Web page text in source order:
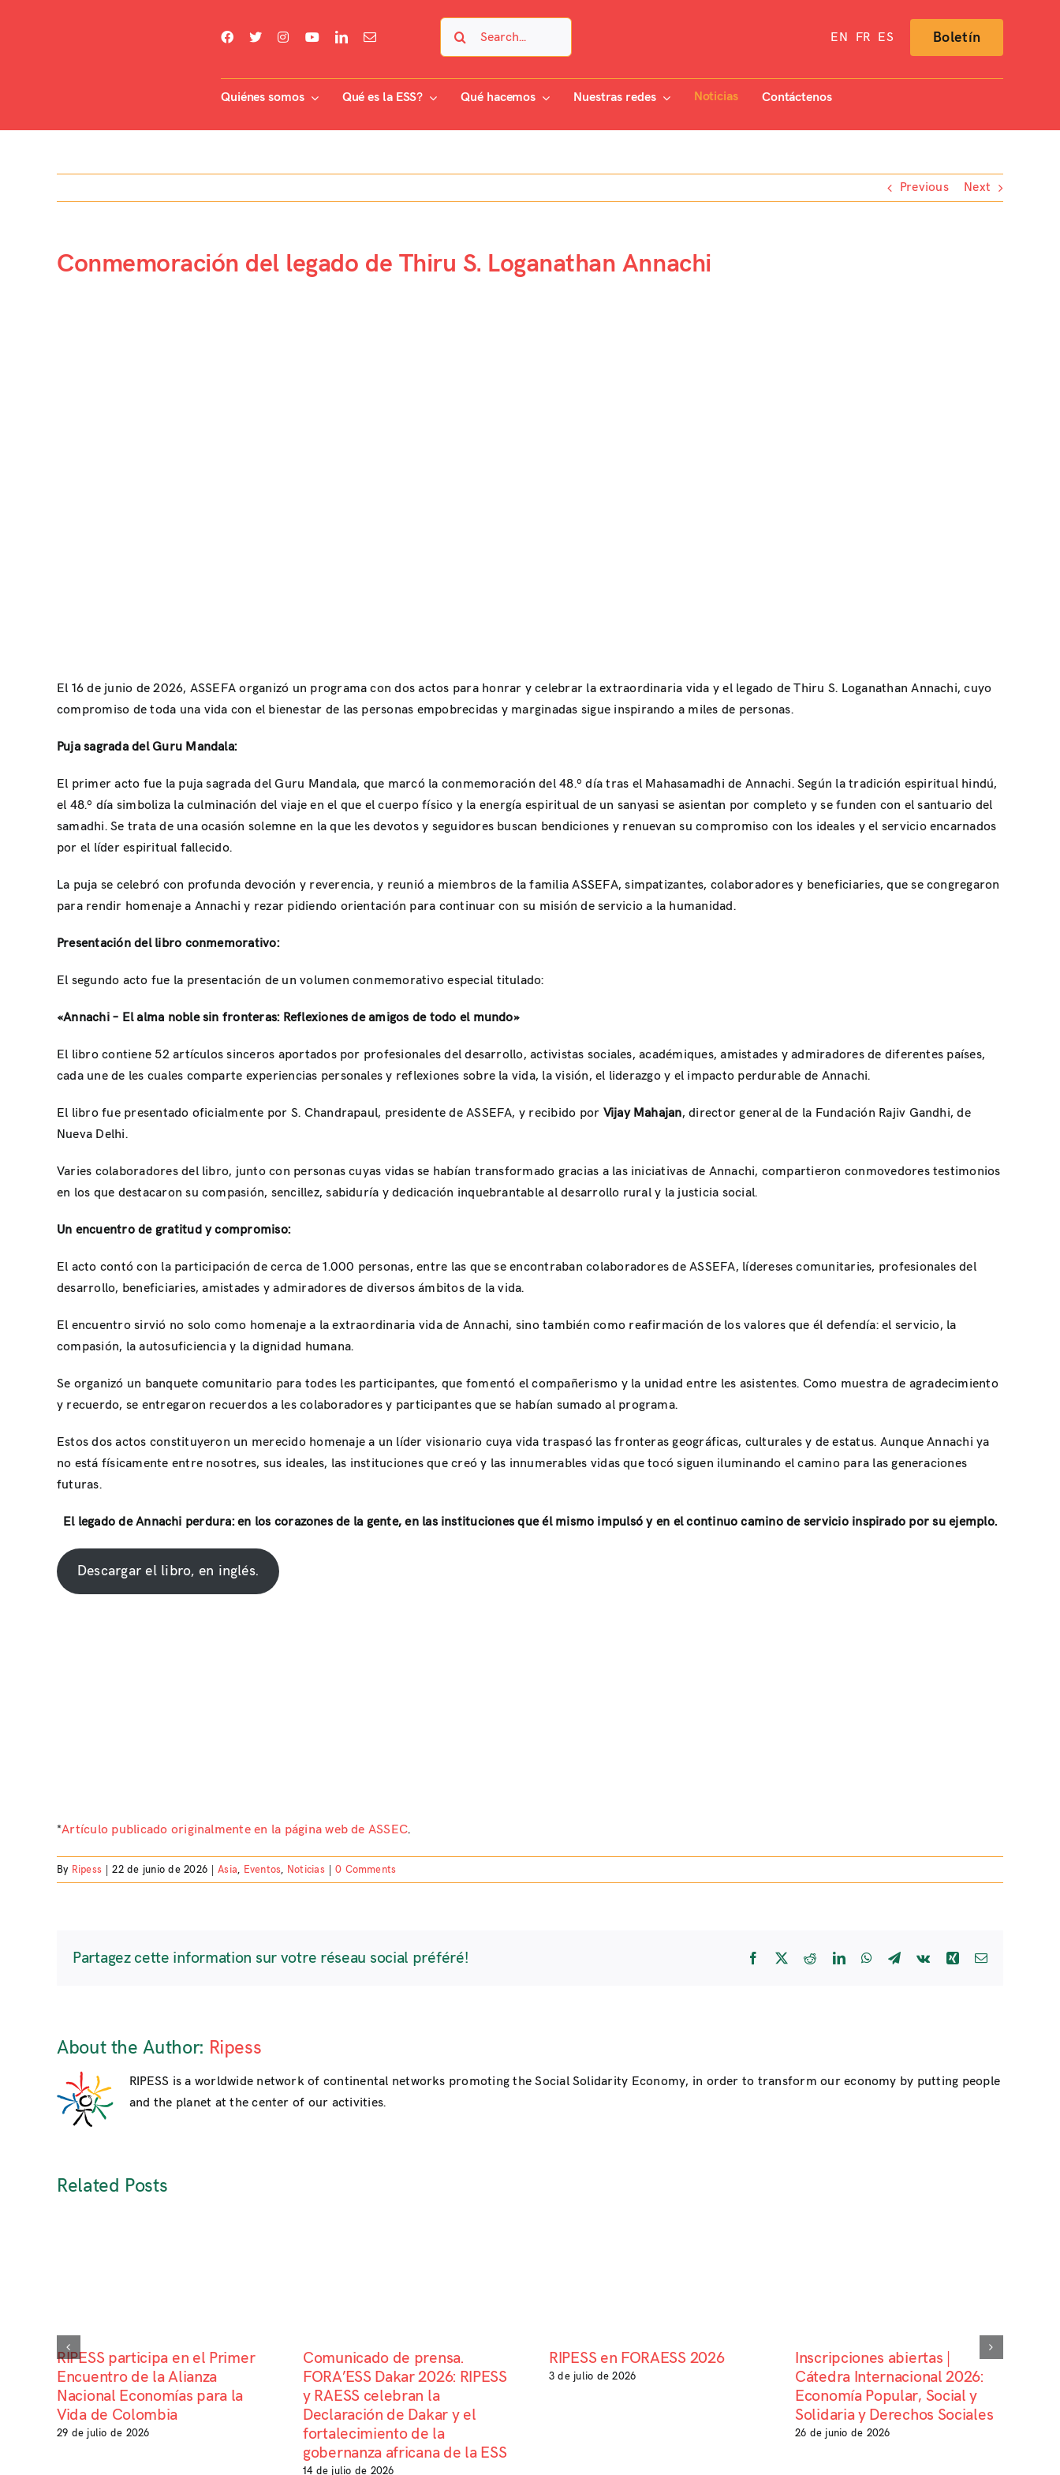
EN FR ES Boletín
Quiénes somos Qué es la ESS? Qué hacemos Nuestras redes Noticias Contáctenos
Previous Next
Conmemoración del legado de Thiru S. Loganathan Annachi
El 16 de junio de 2026, ASSEFA organizó un programa con dos actos para honrar y celebrar la extraordinaria vida y el legado de Thiru S. Loganathan Annachi, cuyo
compromiso de toda una vida con el bienestar de las personas empobrecidas y marginadas sigue inspirando a miles de personas.
Puja sagrada del Guru Mandala:
El primer acto fue la puja sagrada del Guru Mandala, que marcó la conmemoración del 48.º día tras el Mahasamadhi de Annachi. Según la tradición espiritual hindú,
el 48.º día simboliza la culminación del viaje en el que el cuerpo físico y la energía espiritual de un sanyasi se asientan por completo y se funden con el santuario del
samadhi. Se trata de una ocasión solemne en la que les devotos y seguidores buscan bendiciones y renuevan su compromiso con los ideales y el servicio encarnados
por el líder espiritual fallecido.
La puja se celebró con profunda devoción y reverencia, y reunió a miembros de la familia ASSEFA, simpatizantes, colaboradores y beneficiaries, que se congregaron
para rendir homenaje a Annachi y rezar pidiendo orientación para continuar con su misión de servicio a la humanidad.
Presentación del libro conmemorativo:
El segundo acto fue la presentación de un volumen conmemorativo especial titulado:
«Annachi – El alma noble sin fronteras: Reflexiones de amigos de todo el mundo»
El libro contiene 52 artículos sinceros aportados por profesionales del desarrollo, activistas sociales, académiques, amistades y admiradores de diferentes países,
cada une de les cuales comparte experiencias personales y reflexiones sobre la vida, la visión, el liderazgo y el impacto perdurable de Annachi.
El libro fue presentado oficialmente por S. Chandrapaul, presidente de ASSEFA, y recibido por Vijay Mahajan, director general de la Fundación Rajiv Gandhi, de
Nueva Delhi.
Varies colaboradores del libro, junto con personas cuyas vidas se habían transformado gracias a las iniciativas de Annachi, compartieron conmovedores testimonios
en los que destacaron su compasión, sencillez, sabiduría y dedicación inquebrantable al desarrollo rural y la justicia social.
Un encuentro de gratitud y compromiso:
El acto contó con la participación de cerca de 1.000 personas, entre las que se encontraban colaboradores de ASSEFA, lídereses comunitaries, profesionales del
desarrollo, beneficiaries, amistades y admiradores de diversos ámbitos de la vida.
El encuentro sirvió no solo como homenaje a la extraordinaria vida de Annachi, sino también como reafirmación de los valores que él defendía: el servicio, la
compasión, la autosuficiencia y la dignidad humana.
Se organizó un banquete comunitario para todes les participantes, que fomentó el compañerismo y la unidad entre les asistentes. Como muestra de agradecimiento
y recuerdo, se entregaron recuerdos a les colaboradores y participantes que se habían sumado al programa.
Estos dos actos constituyeron un merecido homenaje a un líder visionario cuya vida traspasó las fronteras geográficas, culturales y de estatus. Aunque Annachi ya
no está físicamente entre nosotres, sus ideales, las instituciones que creó y las innumerables vidas que tocó siguen iluminando el camino para las generaciones
futuras.
El legado de Annachi perdura: en los corazones de la gente, en las instituciones que él mismo impulsó y en el continuo camino de servicio inspirado por su ejemplo.
Descargar el libro, en inglés.
*Artículo publicado originalmente en la página web de ASSEC.
By Ripess 22 de junio de 2026 Asia, Eventos, Noticias 0 Comments
Partagez cette information sur votre réseau social préféré! Facebook RedditLinkedInWhatsApp
Telegram
Vk Xing Email
About the Author: Ripess
RIPESS is a worldwide network of continental networks promoting the Social Solidarity Economy, in order to transform our economy by putting people
and the planet at the center of our activities.
Related Posts
RIPESS participa en el Primer
Encuentro de la Alianza
Nacional Economías para la
Vida de Colombia
29 de julio de 2026
Comunicado de prensa.
FORA’ESS Dakar 2026: RIPESS
y RAESS celebran la
Declaración de Dakar y el
fortalecimiento de la
gobernanza africana de la ESS
14 de julio de 2026
RIPESS en FORAESS 2026
3 de julio de 2026
Inscripciones abiertas |
Cátedra Internacional 2026:
Economía Popular, Social y
Solidaria y Derechos Sociales
26 de junio de 2026